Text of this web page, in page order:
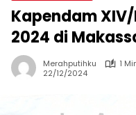
Kapendam XIV/
2024 di
Merahputihku
1
22/12/2024